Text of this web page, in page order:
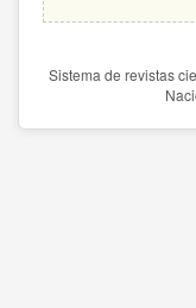
Sistema de revistas